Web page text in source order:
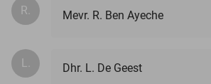
R. Mevr. R. Ben Ayeche
L. Dhr. L. De Geest